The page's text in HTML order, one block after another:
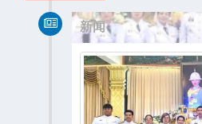
กรกฎาคม 2026
新闻